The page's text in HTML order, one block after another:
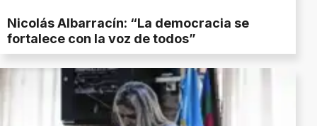
Nicolás Albarracín: “La democracia se
fortalece con la voz de todos”